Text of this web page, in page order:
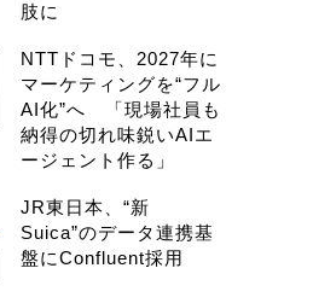
肢に
NTTドコモ、2027年に
マーケティングを“フル
AI化”へ 「現場社員も
納得の切れ味鋭いAIエ
ージェント作る」
JR東日本、“新
Suica”のデータ連携基
盤にConfluent採用